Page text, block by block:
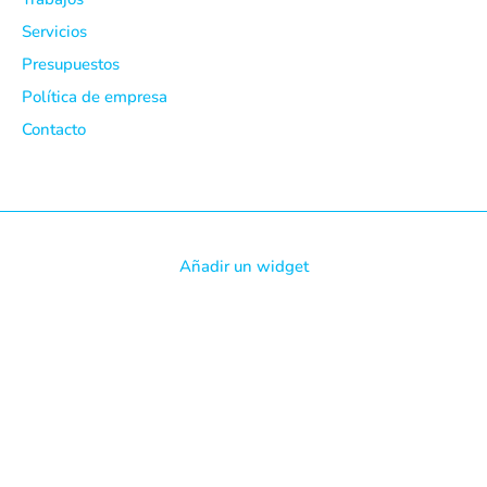
Servicios
Presupuestos
Política de empresa
Contacto
Añadir un widget